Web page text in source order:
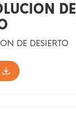
DE
DE DESIERTO